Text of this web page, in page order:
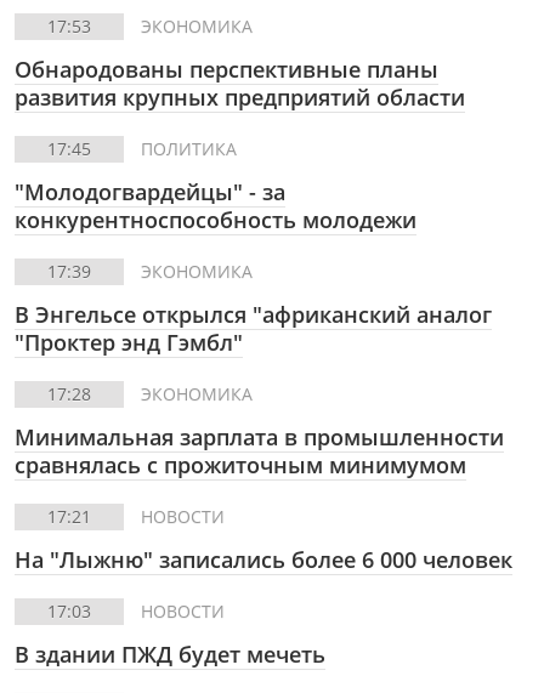
17:53 ЭКОНОМИКА
Обнародованы перспективные планы
развития крупных предприятий области
17:45 ПОЛИТИКА
"Молодогвардейцы" - за
конкурентноспособность молодежи
17:39 ЭКОНОМИКА
В Энгельсе открылся "африканский аналог
"Проктер энд Гэмбл"
17:28 ЭКОНОМИКА
Минимальная зарплата в промышленности
сравнялась с прожиточным минимумом
17:21 НОВОСТИ
На "Лыжню" записались более 6 000 человек
17:03 НОВОСТИ
В здании ПЖД будет мечеть